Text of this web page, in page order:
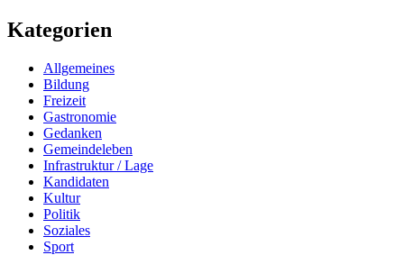
Kategorien
Allgemeines
Bildung
Freizeit
Gastronomie
Gedanken
Gemeindeleben
Infrastruktur / Lage
Kandidaten
Kultur
Politik
Soziales
Sport